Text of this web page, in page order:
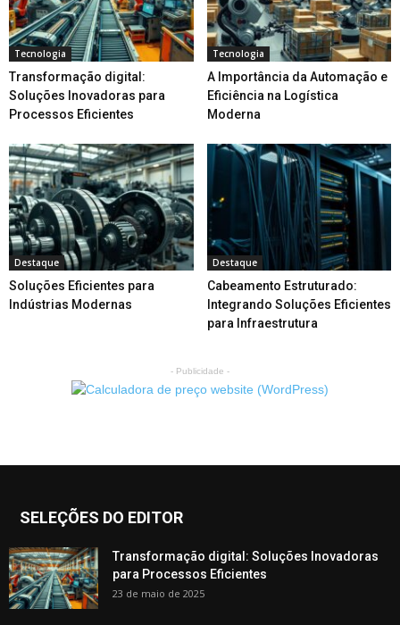
Tecnologia
Transformação digital:
Soluções Inovadoras para
Processos Eficientes
Tecnologia
A Importância da Automação e
Eficiência na Logística
Moderna
Destaque
Soluções Eficientes para
Indústrias Modernas
Destaque
Cabeamento Estruturado:
Integrando Soluções Eficientes
para Infraestrutura
- Publicidade -
SELEÇÕES DO EDITOR
Transformação digital: Soluções Inovadoras
para Processos Eficientes
23 de maio de 2025